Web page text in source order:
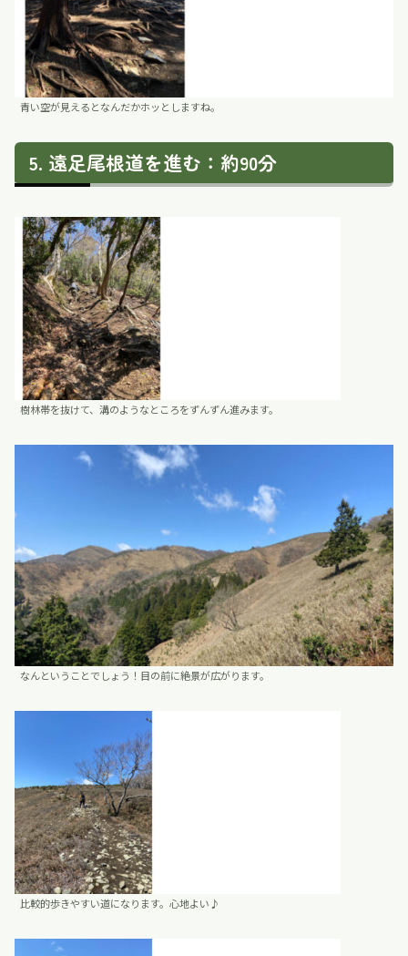
青い空が見えるとなんだかホッとしますね。
遠足尾根道を進む：約90分
樹林帯を抜けて、溝のようなところをずんずん進みます。
なんということでしょう！目の前に絶景が広がります。
比較的歩きやすい道になります。心地よい♪